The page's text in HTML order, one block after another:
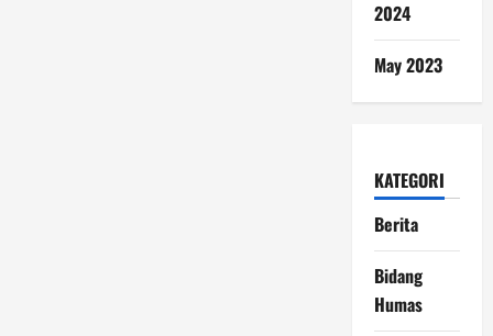
2024
May 2023
KATEGORI
Berita
Bidang
Humas